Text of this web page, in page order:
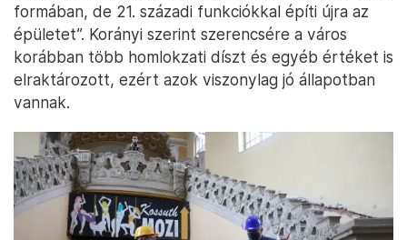
formában, de 21. századi funkciókkal építi újra az
épületet”. Korányi szerint szerencsére a város
korábban több homlokzati díszt és egyéb értéket is
elraktározott, ezért azok viszonylag jó állapotban
vannak.